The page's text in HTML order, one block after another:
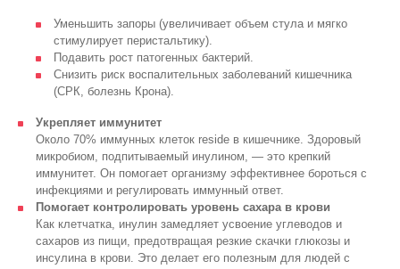
Уменьшить запоры (увеличивает объем стула и мягко
стимулирует перистальтику).
Подавить рост патогенных бактерий.
Снизить риск воспалительных заболеваний кишечника
(СРК, болезнь Крона).
Укрепляет иммунитет
Около 70% иммунных клеток reside в кишечнике. Здоровый
микробиом, подпитываемый инулином, — это крепкий
иммунитет. Он помогает организму эффективнее бороться с
инфекциями и регулировать иммунный ответ.
Помогает контролировать уровень сахара в крови
Как клетчатка, инулин замедляет усвоение углеводов и
сахаров из пищи, предотвращая резкие скачки глюкозы и
инсулина в крови. Это делает его полезным для людей с